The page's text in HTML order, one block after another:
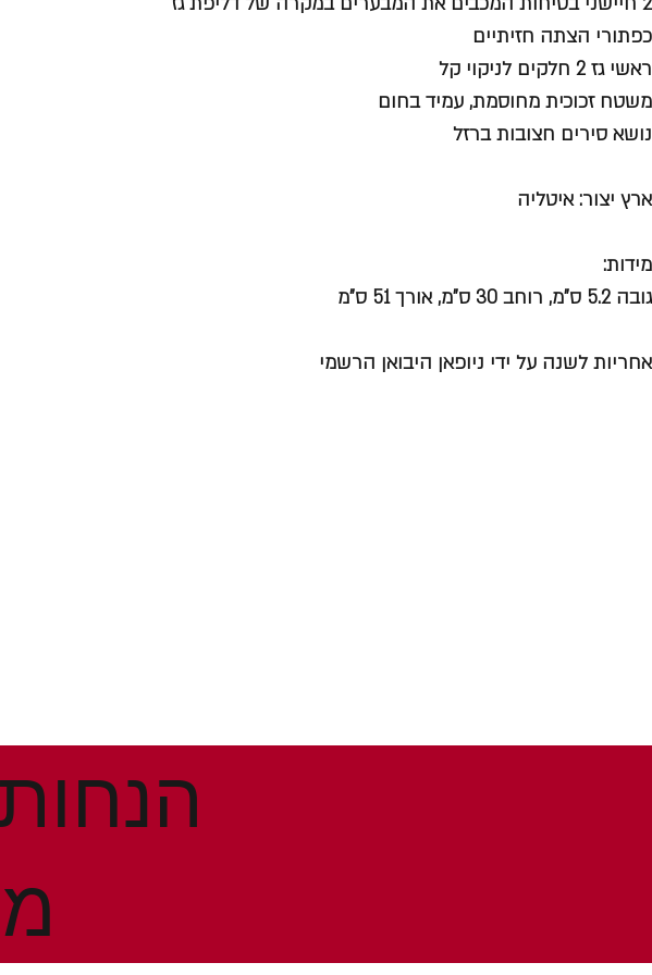
כפתורי הצתה חזיתיים
ראשי גז 2 חלקים לניקוי קל
משטח זכוכית מחוסמת, עמיד בחום
נושא סירים חצובות ברזל
ארץ יצור: איטליה
מידות:
גובה 5.2 ס”מ, רוחב 30 ס”מ, אורך 51 ס”מ
אחריות לשנה על ידי ניופאן היבואן הרשמי